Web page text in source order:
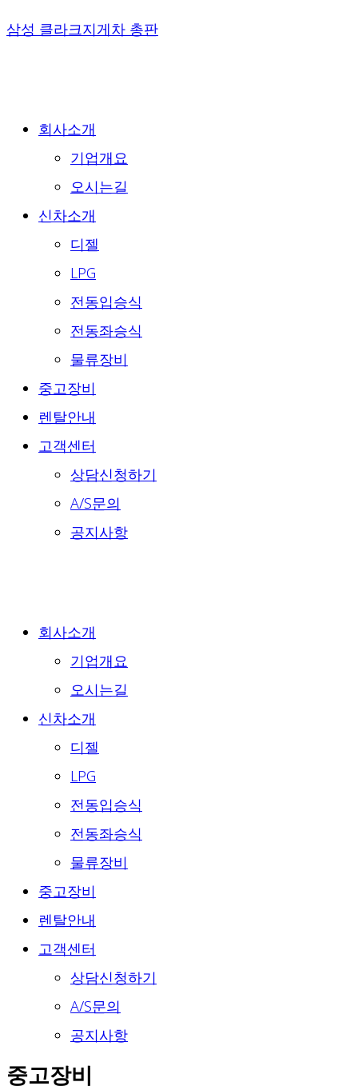
Skip
삼성 클라크지게차 총판
회사소개
기업개요
오시는길
신차소개
디젤
LPG
전동입승식
전동좌승식
물류장비
중고장비
렌탈안내
고객센터
상담신청하기
A/S문의
공지사항
회사소개
기업개요
오시는길
신차소개
디젤
LPG
전동입승식
전동좌승식
물류장비
중고장비
렌탈안내
고객센터
상담신청하기
A/S문의
공지사항
중고장비